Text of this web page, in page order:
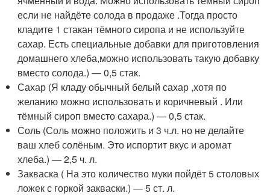
если не найдёте солода в продаже .Тогда просто
кладите 1 стакан тёмного сиропа и не используйте
сахар. Есть специальные добавки для приготовления
домашнего хлеба,можно использовать такую добавку
вместо солода.) — 0,5 стак.
Сахар (Я кладу обычный белый сахар ,хотя по
желанию можно использовать и коричневый . Или
тёмный сироп вместо сахара.) — 0,5 стак.
Соль (Соль можно положить и 3 ч.л. но не делайте
ваш хлеб солёным. Это испортит вкус и аромат
хлеба.) — 2,5 ч. л.
Закваска ( На это количество муки пойдёт 5 столовых
ложек с горкой закваски.) — 5 ст. л.